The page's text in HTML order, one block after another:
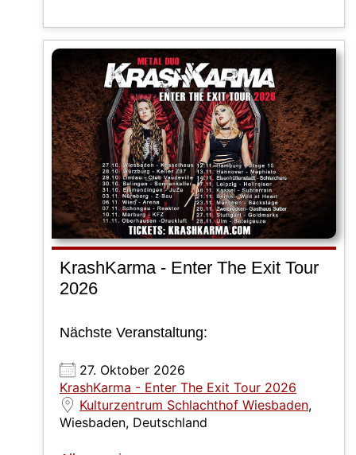
KrashKarma - Enter The Exit Tour
2026
Nächste Veranstaltung:
27. Oktober 2026
KrashKarma - Enter The Exit Tour 2026
Kulturzentrum Schlachthof Wiesbaden,
Wiesbaden, Deutschland